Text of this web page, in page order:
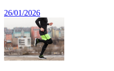
26/01/2026